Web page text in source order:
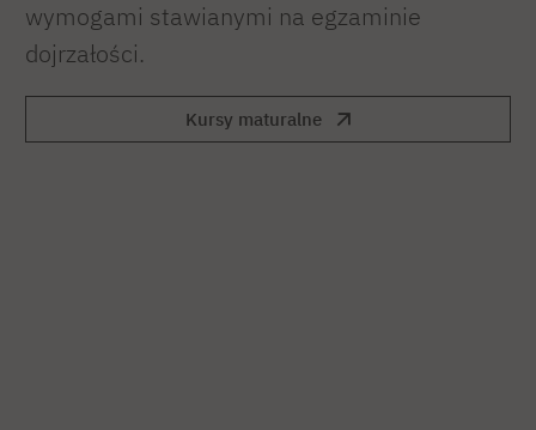
wymogami stawianymi na egzaminie
dojrzałości.
Kursy maturalne